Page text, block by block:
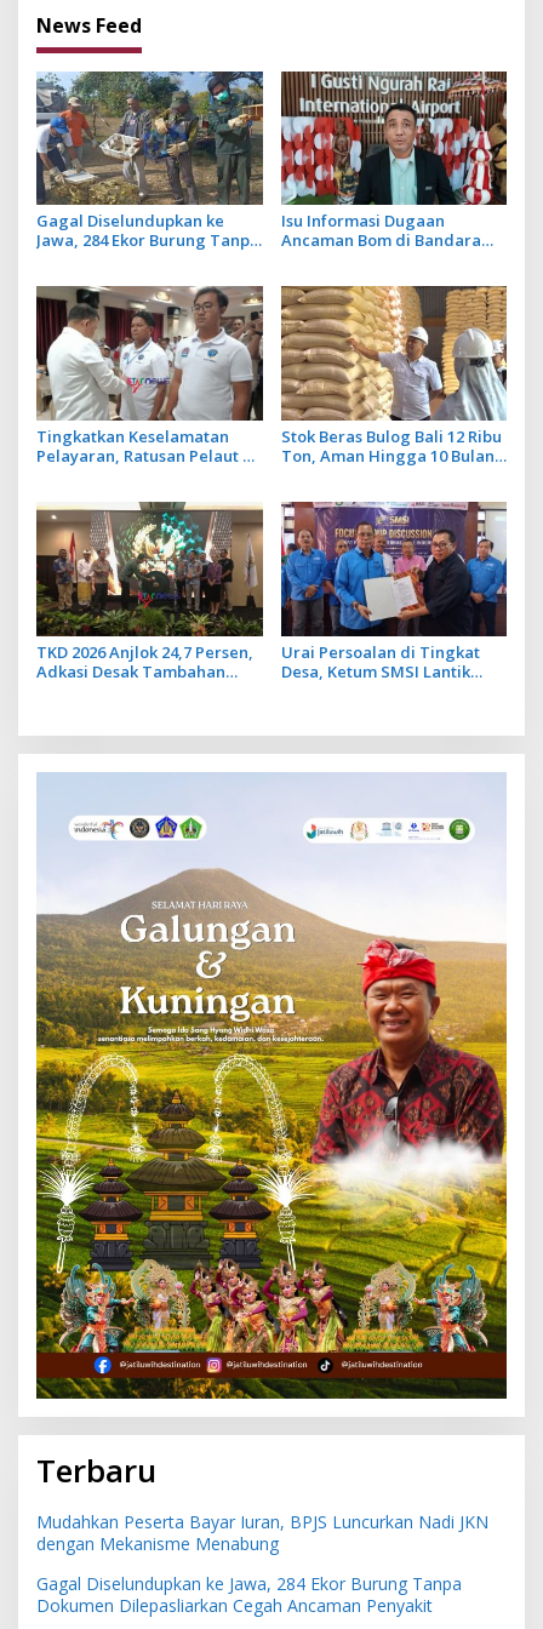
News Feed
Gagal Diselundupkan ke
Jawa, 284 Ekor Burung Tanpa
Isu Informasi Dugaan
Ancaman Bom di Bandara
Lancar
Tingkatkan Keselamatan
Pelayaran, Ratusan Pelaut di
Stok Beras Bulog Bali 12 Ribu
Ton, Aman Hingga 10 Bulan
TKD 2026 Anjlok 24,7 Persen,
Adkasi Desak Tambahan
Urai Persoalan di Tingkat
Desa, Ketum SMSI Lantik
Terbaru
Mudahkan Peserta Bayar Iuran, BPJS Luncurkan Nadi JKN
dengan Mekanisme Menabung
Gagal Diselundupkan ke Jawa, 284 Ekor Burung Tanpa
Dokumen Dilepasliarkan Cegah Ancaman Penyakit